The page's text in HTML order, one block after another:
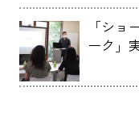
「ショ
ーク」